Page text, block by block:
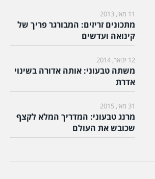
11 מאי, 2013
מתכונים זריזים: המבורגר פריך של
קינואה ועדשים
12 ינואר, 2014
משתה טבעוני: אותה אדורה בשינוי
אדרת
31 מאי, 2015
מרנג טבעוני: המדריך המלא לקצף
שכובש את העולם